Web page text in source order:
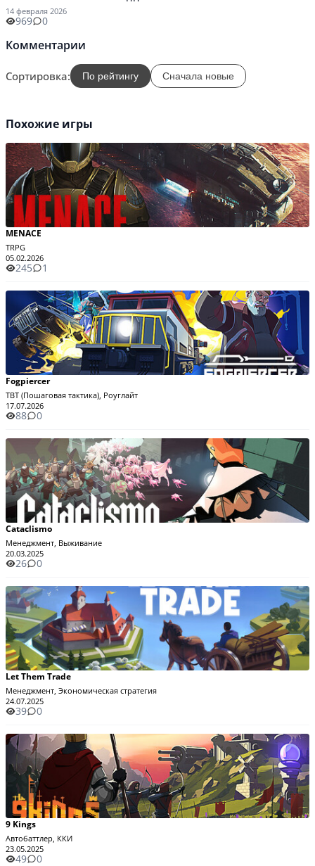
14 февраля 2026
969 0
Комментарии
Сортировка: По рейтингу Сначала новые
Похожие игры
MENACE
TRPG
05.02.2026
245 1
Fogpiercer
TBT (Пошаговая тактика), Роуглайт
17.07.2026
88 0
Cataclismo
Менеджмент, Выживание
20.03.2025
26 0
Let Them Trade
Менеджмент, Экономическая стратегия
24.07.2025
39 0
9 Kings
Автобаттлер, ККИ
23.05.2025
49 0